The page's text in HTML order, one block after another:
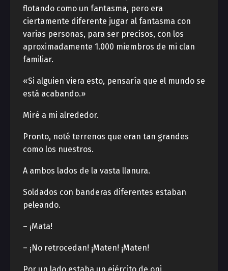
flotando como un fantasma, pero era
ciertamente diferente jugar al fantasma con
varias personas, para ser precisos, con los
aproximadamente 1.000 miembros de mi clan
familiar.
«Si alguien viera esto, pensaría que el mundo se
está acabando.»
Miré a mi alrededor.
Pronto, noté terrenos que eran tan grandes
como los nuestros.
A ambos lados de la vasta llanura.
Soldados con banderas diferentes estaban
peleando.
– ¡Mata!
– ¡No retrocedan! ¡Maten! ¡Maten!